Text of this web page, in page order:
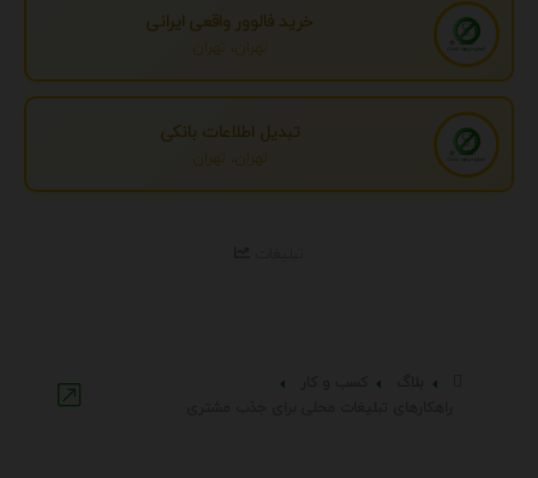
خرید فالوور واقعی ایرانی
تهران، تهران
تبدیل اطلاعات بانکی
تهران، تهران